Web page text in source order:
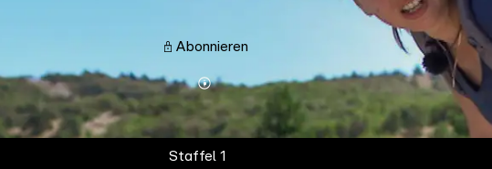
Abonnieren
Mehr
Details
Staffel 1